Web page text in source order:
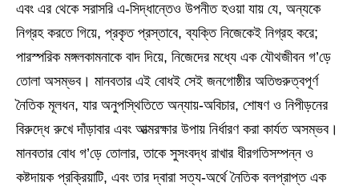
এবং এর থেকে সরাসরি এ-সিদ্ধান্তেও উপনীত হওয়া যায় যে, অন্যকে
নিগ্রহ করতে গিয়ে, প্রকৃত প্রস্তাবে, ব্যক্তি নিজেকেই নিগ্রহ করে;
পারস্পরিক মঙ্গলকামনাকে বাদ দিয়ে, নিজেদের মধ্যে এক যৌথজীবন গ’ড়ে
তোলা অসম্ভব। মানবতার এই বোধই সেই জনগোষ্ঠীর অতিগুরুত্বপূর্ণ
নৈতিক মূলধন, যার অনুপস্থিতিতে অন্যায়-অবিচার, শোষণ ও নিপীড়নের
বিরুদ্ধে রুখে দাঁড়াবার এবং আত্মরক্ষার উপায় নির্ধারণ করা কার্যত অসম্ভব।
মানবতার বোধ গ’ড়ে তোলার, তাকে সুসংবদ্ধ রাখার ধীরগতিসম্পন্ন ও
কষ্টদায়ক প্রক্রিয়াটি, এবং তার দ্বারা সত্য-অর্থে নৈতিক বলপ্রাপ্ত এক